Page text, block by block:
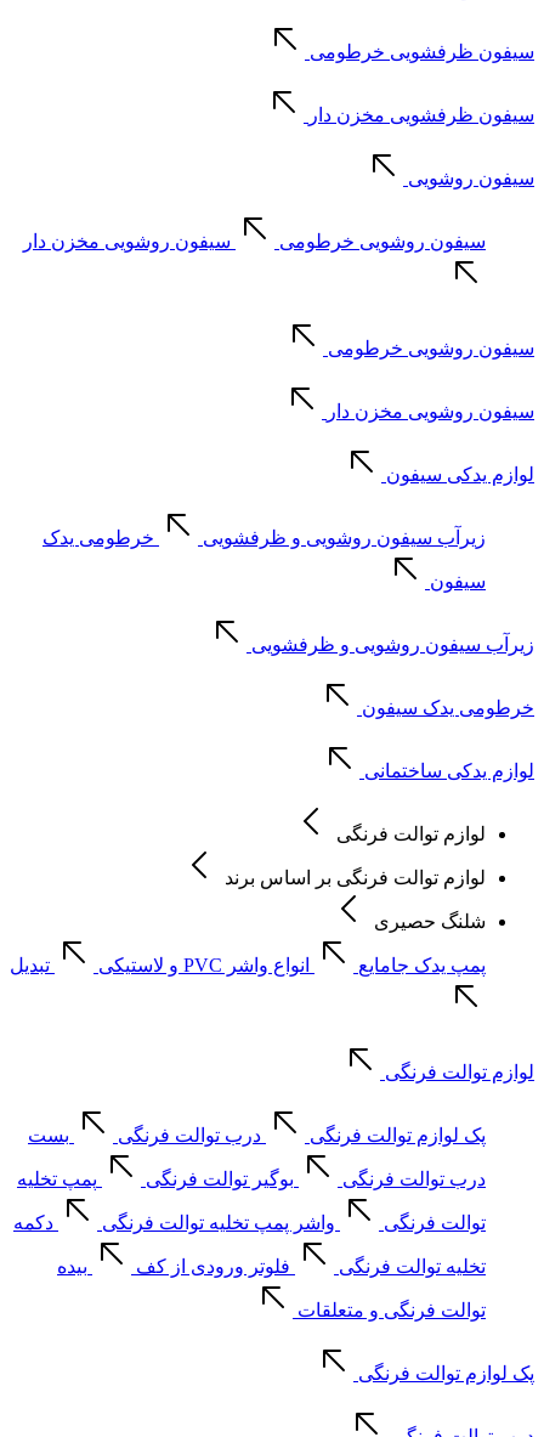
سیفون ظرفشویی خرطومی
سیفون ظرفشویی مخزن دار
سیفون روشویی
سیفون روشویی خرطومی سیفون روشویی مخزن دار
سیفون روشویی خرطومی
سیفون روشویی مخزن دار
لوازم یدکی سیفون
زیرآب سیفون روشویی و ظرفشویی خرطومی یدک
سیفون
زیرآب سیفون روشویی و ظرفشویی
خرطومی یدک سیفون
لوازم یدکی ساختمانی
لوازم توالت فرنگی
لوازم توالت فرنگی بر اساس برند
شلنگ حصیری
پمپ یدک جامایع انواع واشر PVC و لاستیکی تبدیل
لوازم توالت فرنگی
پک لوازم توالت فرنگی درب توالت فرنگی بست
درب توالت فرنگی بوگیر توالت فرنگی پمپ تخلیه
توالت فرنگی واشر پمپ تخلیه توالت فرنگی دکمه
تخلیه توالت فرنگی فلوتر ورودی از کف بیده
توالت فرنگی و متعلقات
پک لوازم توالت فرنگی